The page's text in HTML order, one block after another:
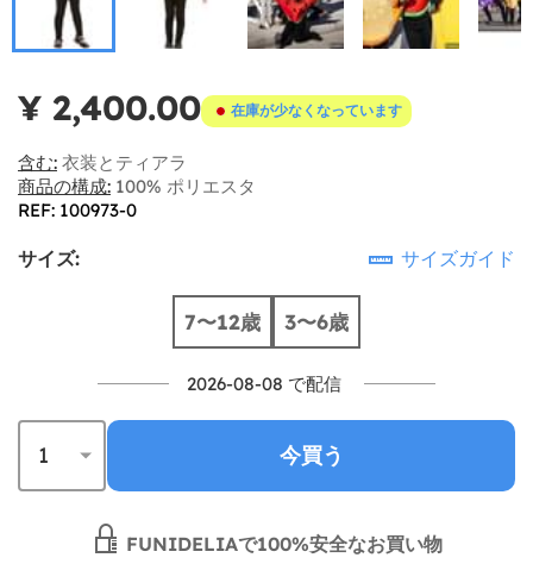
¥ 2,400.00 在庫が少なくなっています
含む: 衣装とティアラ
商品の構成: 100% ポリエスタ
REF: 100973-0
サイズ: サイズガイド
7〜12歳 3〜6歳
2026-08-08 で配信
今買う
FUNIDELIAで100%安全なお買い物